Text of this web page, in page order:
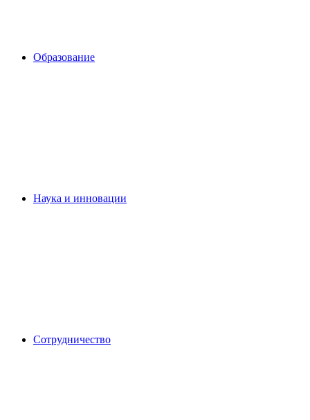
Образование
Наука и инновации
Сотрудничество